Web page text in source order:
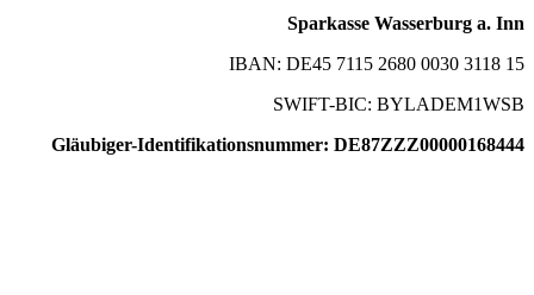
Sparkasse Wasserburg a. Inn
IBAN: DE45 7115 2680 0030 3118 15
SWIFT-BIC: BYLADEM1WSB
Gläubiger-Identifikationsnummer: DE87ZZZ00000168444